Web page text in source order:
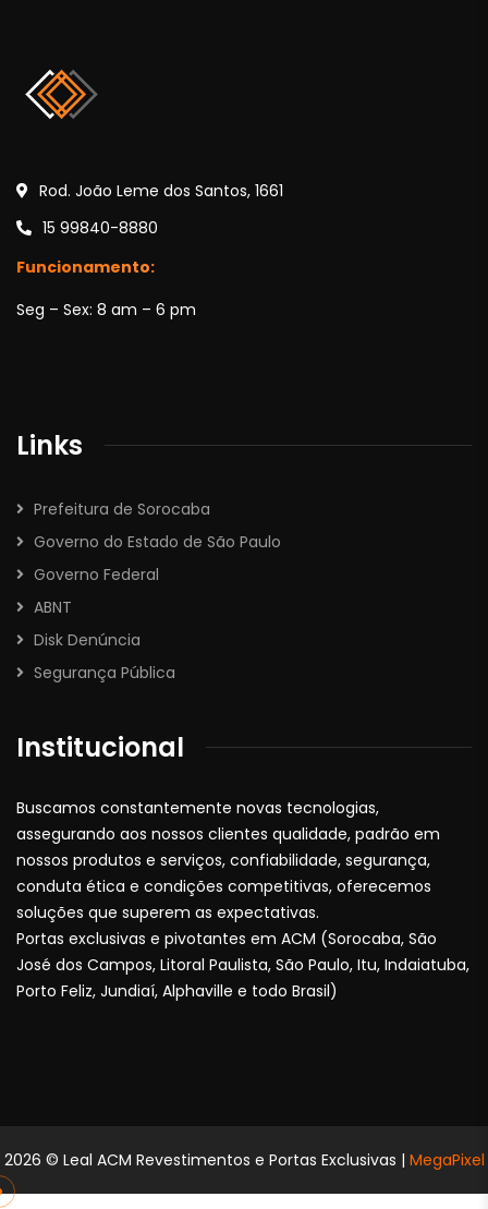
Rod. João Leme dos Santos, 1661
15 99840-8880
Funcionamento:
Seg – Sex: 8 am – 6 pm
Links
Prefeitura de Sorocaba
Governo do Estado de São Paulo
Governo Federal
ABNT
Disk Denúncia
Segurança Pública
Institucional
Buscamos constantemente novas tecnologias,
assegurando aos nossos clientes qualidade, padrão em
nossos produtos e serviços, confiabilidade, segurança,
conduta ética e condições competitivas, oferecemos
soluções que superem as expectativas.
Portas exclusivas e pivotantes em ACM (Sorocaba, São
José dos Campos, Litoral Paulista, São Paulo, Itu, Indaiatuba,
Porto Feliz, Jundiaí, Alphaville e todo Brasil)
2026 © Leal ACM Revestimentos e Portas Exclusivas | MegaPixel